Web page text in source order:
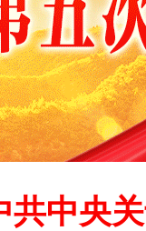
共中央